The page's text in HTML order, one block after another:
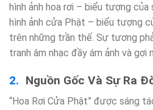
hình ảnh hoa rơi – biểu tượng
hình ảnh cửa Phật – biểu tượng
trên những trần thế. Sự tương
tranh âm nhạc đầy ám ảnh và gợi
Nguồn Gốc Và Sự Ra
“Hoa Rơi Cửa Phật” được sáng